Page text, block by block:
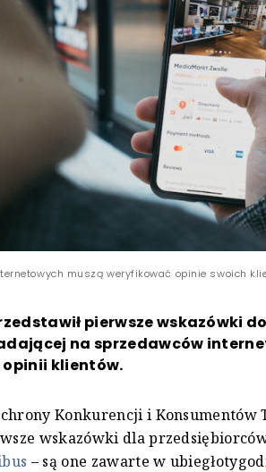
muszą weryfikować opinie swoich
pierwsze wskazówki
na sprzedawców
klientów.
Konkurencji i Konsumentów
wskazówki dla
– są one zawarte w